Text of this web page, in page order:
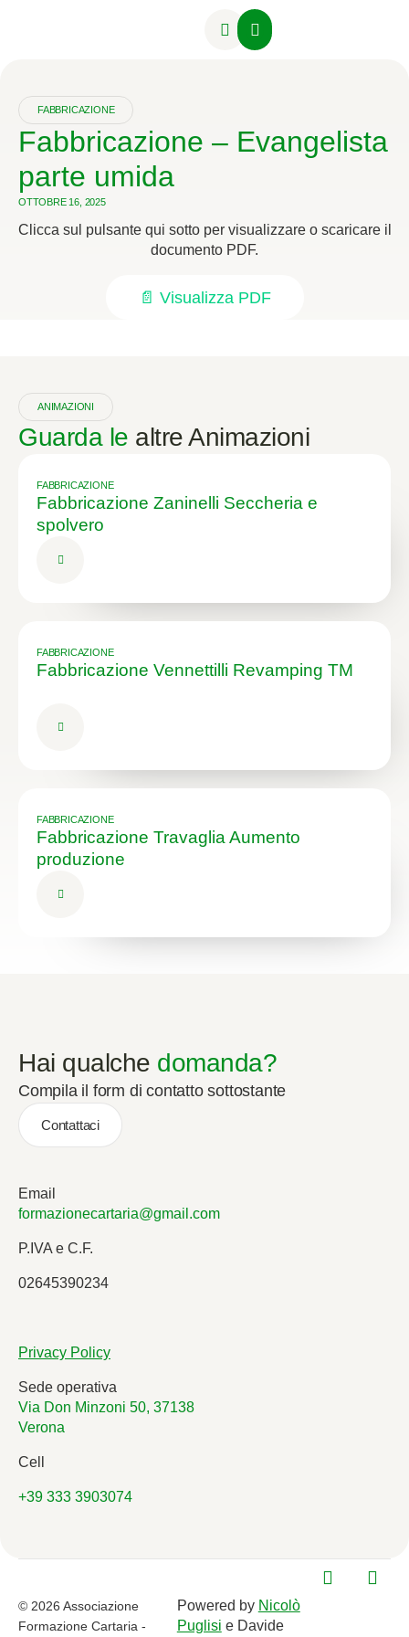
FABBRICAZIONE
Fabbricazione – Evangelista
parte umida
OTTOBRE 16, 2025
Clicca sul pulsante qui sotto per visualizzare o scaricare il
documento PDF.
📄 Visualizza PDF
ANIMAZIONI
Guarda le altre Animazioni
FABBRICAZIONE
Fabbricazione Zaninelli Seccheria e
spolvero
FABBRICAZIONE
Fabbricazione Vennettilli Revamping TM
FABBRICAZIONE
Fabbricazione Travaglia Aumento
produzione
Hai qualche domanda?
Compila il form di contatto sottostante
Contattaci
Email
formazionecartaria@gmail.com
P.IVA e C.F.
02645390234
Privacy Policy
Sede operativa
Via Don Minzoni 50, 37138
Verona
Cell
+39 333 3903074
© 2026 Associazione
Formazione Cartaria -
Powered by Nicolò
Puglisi e Davide